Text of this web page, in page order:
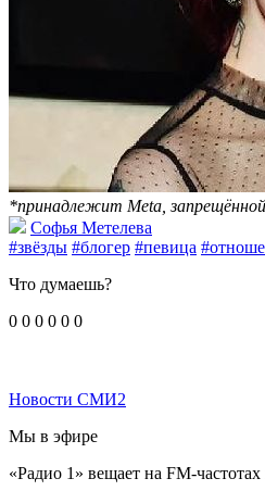
*принадлежит Meta,
Софья Метелева
#звёзды #блогер #певица
Что думаешь?
0 0 0 0 0 0
Новости СМИ2
Мы в эфире
«Радио 1» вещает на FM-